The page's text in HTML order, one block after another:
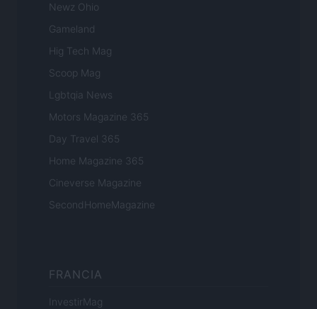
Newz Ohio
Gameland
Hig Tech Mag
Scoop Mag
Lgbtqia News
Motors Magazine 365
Day Travel 365
Home Magazine 365
Cineverse Magazine
SecondHomeMagazine
FRANCIA
InvestirMag